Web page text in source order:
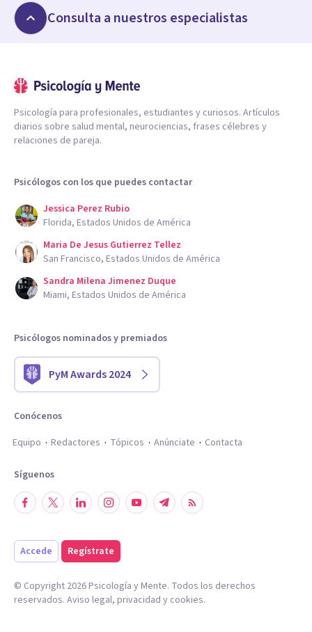
Consulta a nuestros especialistas
Psicología para profesionales, estudiantes y curiosos. Artículos
diarios sobre salud mental, neurociencias, frases célebres y
relaciones de pareja.
Psicólogos con los que puedes contactar
Jessica Perez Rubio
Florida, Estados Unidos de América
Maria De Jesus Gutierrez Tellez
San Francisco, Estados Unidos de América
Sandra Milena Jimenez Duque
Miami, Estados Unidos de América
Psicólogos nominados y premiados
PyM Awards 2024
Conócenos
Equipo
Redactores Tópicos Anúnciate Contacta
Síguenos
Accede Regístrate
© Copyright 2026Psicología y Mente. Todos los derechos
reservados. Aviso legal, privacidad y cookies.